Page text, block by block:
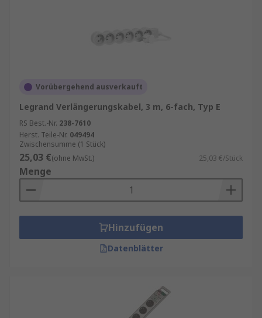
Vorübergehend ausverkauft
Legrand Verlängerungskabel, 3 m, 6-fach, Typ E
RS Best.-Nr. 238-7610
Herst. Teile-Nr. 049494
Zwischensumme (1 Stück)
25,03 €(ohne MwSt.) 25,03 €/Stück
Menge
Hinzufügen
Datenblätter